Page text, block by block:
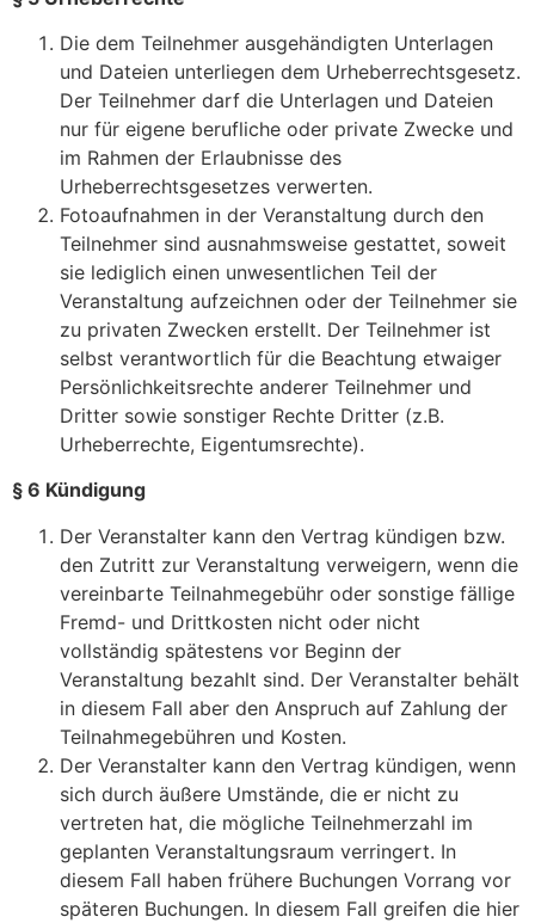
Die dem Teilnehmer ausgehändigten Unterlagen
und Dateien unterliegen dem Urheberrechtsgesetz.
Der Teilnehmer darf die Unterlagen und Dateien
nur für eigene berufliche oder private Zwecke und
im Rahmen der Erlaubnisse des
Urheberrechtsgesetzes verwerten.
Fotoaufnahmen in der Veranstaltung durch den
Teilnehmer sind ausnahmsweise gestattet, soweit
sie lediglich einen unwesentlichen Teil der
Veranstaltung aufzeichnen oder der Teilnehmer sie
zu privaten Zwecken erstellt. Der Teilnehmer ist
selbst verantwortlich für die Beachtung etwaiger
Persönlichkeitsrechte anderer Teilnehmer und
Dritter sowie sonstiger Rechte Dritter (z.B.
Urheberrechte, Eigentumsrechte).
§ 6 Kündigung
Der Veranstalter kann den Vertrag kündigen bzw.
den Zutritt zur Veranstaltung verweigern, wenn die
vereinbarte Teilnahmegebühr oder sonstige fällige
Fremd- und Drittkosten nicht oder nicht
vollständig spätestens vor Beginn der
Veranstaltung bezahlt sind. Der Veranstalter behält
in diesem Fall aber den Anspruch auf Zahlung der
Teilnahmegebühren und Kosten.
Der Veranstalter kann den Vertrag kündigen, wenn
sich durch äußere Umstände, die er nicht zu
vertreten hat, die mögliche Teilnehmerzahl im
geplanten Veranstaltungsraum verringert. In
diesem Fall haben frühere Buchungen Vorrang vor
späteren Buchungen. In diesem Fall greifen die hier